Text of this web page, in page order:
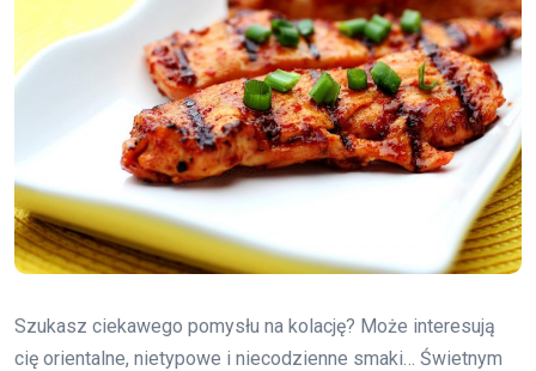
Szukasz ciekawego pomysłu na kolację? Może interesują
cię orientalne, nietypowe i niecodzienne smaki… Świetnym